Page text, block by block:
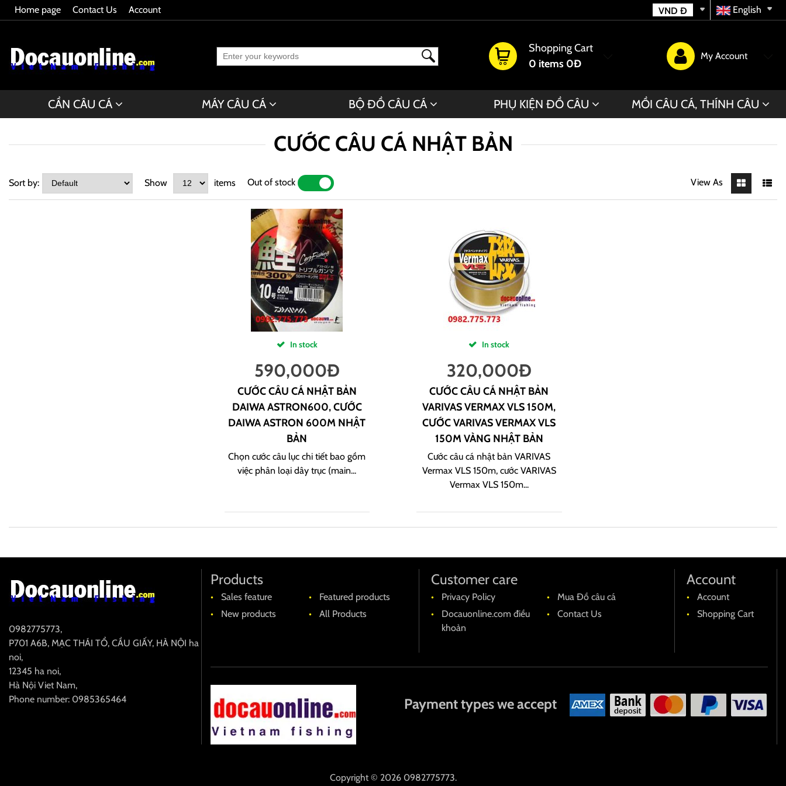
Home page Contact Us Account English
VND Đ
Shopping Cart
0 items 0Đ
My Account
CẦN CÂU CÁ MÁY CÂU CÁ BỘ ĐỒ CÂU CÁ PHỤ KIỆN ĐỒ CÂU MỒI CÂU CÁ, THÍNH CÂU
CƯỚC CÂU CÁ NHẬT BẢN
View As
Sort by: Show items Out of stock
In stock
590,000Đ
CƯỚC CÂU CÁ NHẬT BẢN
DAIWA ASTRON600, CƯỚC
DAIWA ASTRON 600M NHẬT
BẢN
Chọn cước câu lục chi tiết bao gồm
việc phân loại dây trục (main...
In stock
320,000Đ
CƯỚC CÂU CÁ NHẬT BẢN
VARIVAS VERMAX VLS 150M,
CƯỚC VARIVAS VERMAX VLS
150M VÀNG NHẬT BẢN
Cước câu cá nhật bản VARIVAS
Vermax VLS 150m, cước VARIVAS
Vermax VLS 150m...
0982775773,
P701 A6B, MẠC THÁI TỔ, CẦU GIẤY, HÀ NỘI ha
noi,
12345 ha noi,
Hà Nội Viet Nam,
Phone number: 0985365464
Products
Sales feature
Featured products
New products
All Products
Customer care
Privacy Policy
Mua Đồ câu cá
Docauonline.com điều
khoản
Contact Us
Account
Account
Shopping Cart
Payment types we accept
Copyright © 2026 0982775773.